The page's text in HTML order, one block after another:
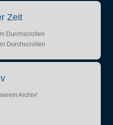
Zeit
Durchscrollen
Durchscrollen
Archiv!